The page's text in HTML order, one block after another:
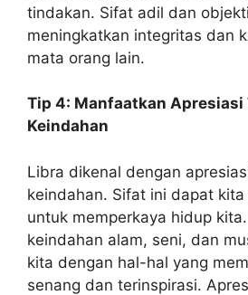
tindakan. Sifat adil dan
meningkatkan integritas dan
mata orang lain.
Tip 4: Manfaatkan Apresiasi
Keindahan
Libra dikenal dengan
keindahan. Sifat ini dapat
untuk memperkaya hidup
keindahan alam, seni, dan
kita dengan hal-hal yang
senang dan terinspirasi.